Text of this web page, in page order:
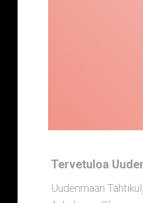
Tervetuloa
Uudenmaan